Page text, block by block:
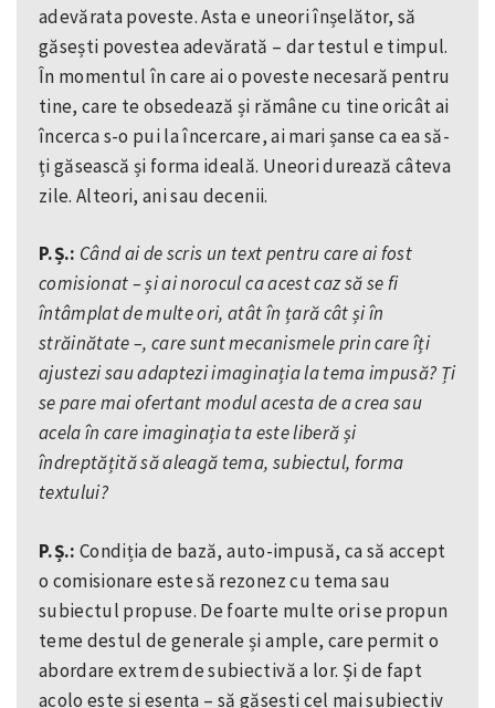
adevărata poveste. Asta e uneori înșelător, să
găsești povestea adevărată – dar testul e timpul.
În momentul în care ai o poveste necesară pentru
tine, care te obsedează și rămâne cu tine oricât ai
încerca s-o pui la încercare, ai mari șanse ca ea să-
ți găsească și forma ideală. Uneori durează câteva
zile. Alteori, ani sau decenii.
P.Ș.: Când ai de scris un text pentru care ai fost
comisionat – și ai norocul ca acest caz să se fi
întâmplat de multe ori, atât în țară cât și în
străinătate –, care sunt mecanismele prin care îți
ajustezi sau adaptezi imaginația la tema impusă? Ți
se pare mai ofertant modul acesta de a crea sau
acela în care imaginația ta este liberă și
îndreptățită să aleagă tema, subiectul, forma
textului?
P.Ș.: Condiția de bază, auto-impusă, ca să accept
o comisionare este să rezonez cu tema sau
subiectul propuse. De foarte multe ori se propun
teme destul de generale și ample, care permit o
abordare extrem de subiectivă a lor. Și de fapt
acolo este și esența – să găsești cel mai subiectiv